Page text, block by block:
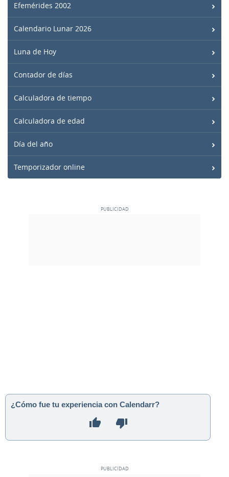
Efemérides 2002
Calendario Lunar 2026
Luna de Hoy
Contador de días
Calculadora de tiempo
Calculadora de edad
Día del año
Temporizador online
¿Cómo fue tu experiencia con Calendarr?